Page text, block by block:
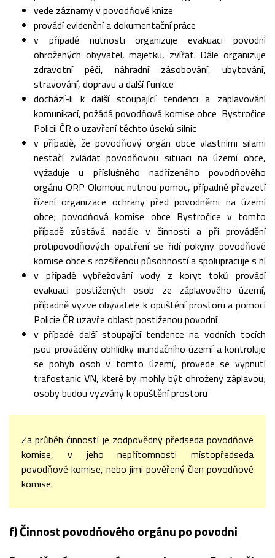
vede záznamy v povodňové knize
provádí evidenční a dokumentační práce
v případě nutnosti organizuje evakuaci povodní
ohrožených obyvatel, majetku, zvířat. Dále organizuje
zdravotní péči, náhradní zásobování, ubytování,
stravování, dopravu a další funkce
dochází-li k další stoupající tendenci a zaplavování
komunikací, požádá povodňová komise obce Bystročice
Policii ČR o uzavření těchto úseků silnic
v případě, že povodňový orgán obce vlastními silami
nestačí zvládat povodňovou situaci na území obce,
vyžaduje u příslušného nadřízeného povodňového
orgánu ORP Olomouc nutnou pomoc, případně převzetí
řízení organizace ochrany před povodněmi na území
obce; povodňová komise obce Bystročice v tomto
případě zůstává nadále v činnosti a při provádění
protipovodňových opatření se řídí pokyny povodňové
komise obce s rozšířenou působností a spolupracuje s ní
v případě vybřežování vody z koryt toků provádí
evakuaci postižených osob ze záplavového území,
případně vyzve obyvatele k opuštění prostoru a pomocí
Policie ČR uzavře oblast postiženou povodní
v případě další stoupající tendence na vodních tocích
jsou prováděny obhlídky inundačního území a kontroluje
se pohyb osob v tomto území, provede se vypnutí
trafostanic VN, které by mohly být ohroženy záplavou;
osoby budou vyzvány k opuštění prostoru
Za průběh činností je zodpovědný předseda povodňové
komise, v jeho nepřítomnosti místopředseda
povodňové komise, nebo jimi pověřený člen povodňové
komise.
f) Činnost povodňového orgánu po povodni